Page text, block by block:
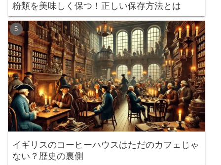
粉類を美味しく保つ！正しい保存方法とは
イギリスのコーヒーハウスはただのカフェじゃ
ない？歴史の裏側